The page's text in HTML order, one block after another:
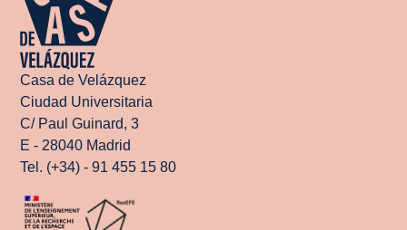
Casa de Velázquez
Ciudad Universitaria
C/ Paul Guinard, 3
E - 28040 Madrid
Tel. (+34) - 91 455 15 80